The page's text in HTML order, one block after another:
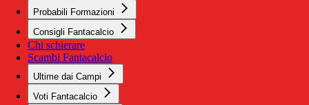
Probabili Formazioni
Consigli Fantacalcio
Chi schierare
Scambi Fantacalcio
Ultime dai Campi
Voti Fantacalcio